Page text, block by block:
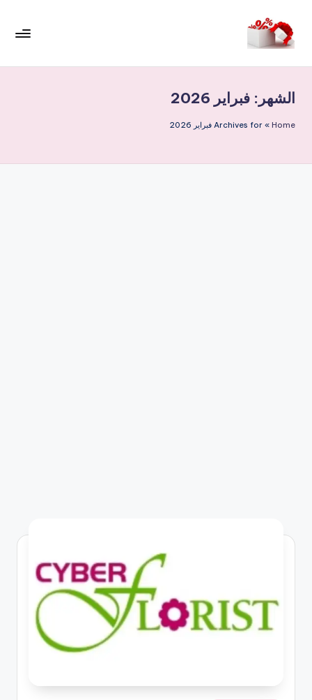
التجاوز
حب
ا
الشهر: فبراير 2026
Home
» Archives for فبراير 2026